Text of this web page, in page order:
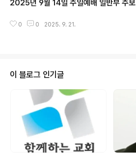
2025년 9월 14일 주일예배 일반부 주보
0 0 2025. 9. 21.
이 블로그 인기글